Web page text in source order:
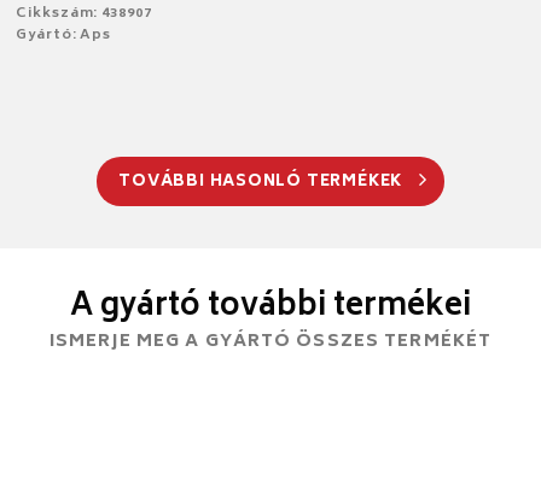
Cikkszám: 438907
Gyártó: Aps
TOVÁBBI HASONLÓ TERMÉKEK
A gyártó további termékei
ISMERJE MEG A GYÁRTÓ ÖSSZES TERMÉKÉT